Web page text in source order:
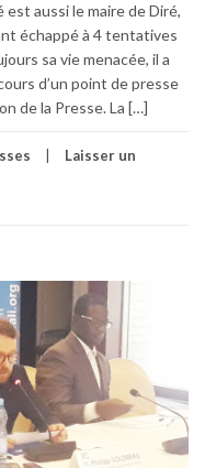
aussi le maire de Diré,
échappé à 4 tentatives
sa vie menacée, il a
d’un point de presse
de la Presse. La […]
Laisser un